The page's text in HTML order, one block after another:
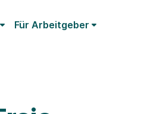
Für Arbeitgeber